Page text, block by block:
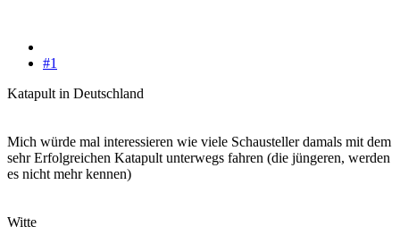
#1
Katapult in Deutschland
Mich würde mal interessieren wie viele Schausteller damals mit dem
sehr Erfolgreichen Katapult unterwegs fahren (die jüngeren, werden
es nicht mehr kennen)
Witte